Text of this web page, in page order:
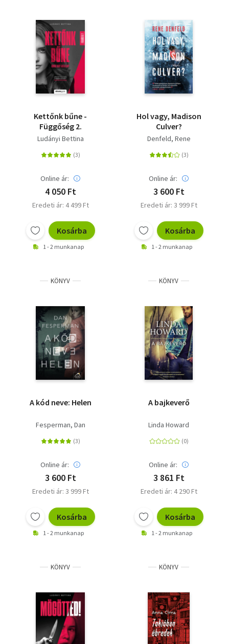
Kettőnk bűne -
Függőség 2.
Ludányi Bettina
Online ár:
4 050 Ft
Eredeti ár: 4 499 Ft
Kosárba
1 - 2 munkanap
Hol vagy, Madison
Culver?
Denfeld, Rene
Online ár:
3 600 Ft
Eredeti ár: 3 999 Ft
Kosárba
1 - 2 munkanap
KÖNYV
A kód neve: Helen
Fesperman, Dan
Online ár:
3 600 Ft
Eredeti ár: 3 999 Ft
Kosárba
1 - 2 munkanap
KÖNYV
A bajkeverő
Linda Howard
Online ár:
3 861 Ft
Eredeti ár: 4 290 Ft
Kosárba
1 - 2 munkanap
KÖNYV KÖNYV